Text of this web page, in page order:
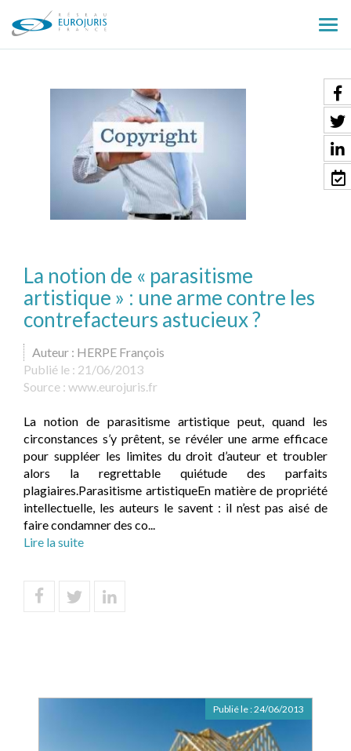
le
La notion de « parasitisme
artistique » : une arme contre les
contrefacteurs astucieux ?
Auteur : HERPE François
Publié le : 21/06/2013
Source : www.eurojuris.fr
La notion de parasitisme artistique peut, quand les
circonstances s’y prêtent, se révéler une arme efficace
pour suppléer les limites du droit d’auteur et troubler
alors la regrettable quiétude des parfaits
plagiaires.Parasitisme artistiqueEn matière de propriété
intellectuelle, les auteurs le savent : il n’est pas aisé de
faire condamner des co...
Lire la suite
Publié le :24/06/2013